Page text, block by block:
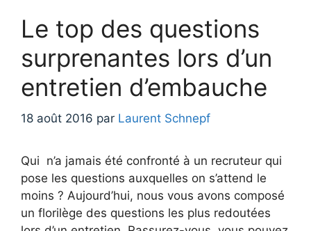
Le top des questions
surprenantes lors d’un
entretien d’embauche
18 août 2016 par Laurent Schnepf
Qui n’a jamais été confronté à un recruteur qui
pose les questions auxquelles on s’attend le
moins ? Aujourd’hui, nous vous avons composé
un florilège des questions les plus redoutées